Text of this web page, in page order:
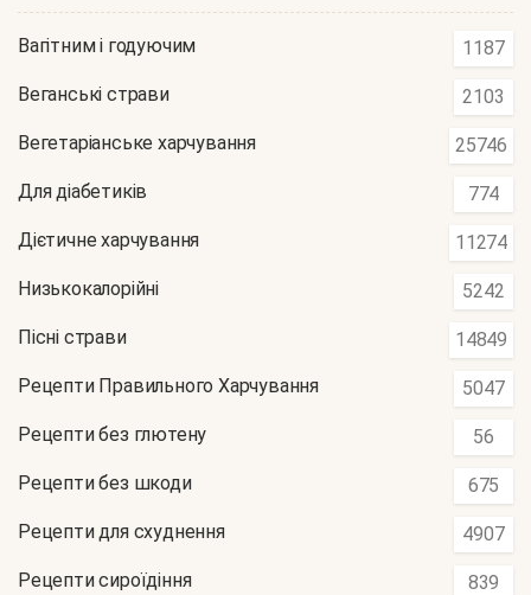
Вагітним і годуючим 1187
Веганські страви 2103
Вегетаріанське харчування 25746
Для діабетиків 774
Дієтичне харчування 11274
Низькокалорійні 5242
Пісні страви 14849
Рецепти Правильного Харчування 5047
Рецепти без глютену 56
Рецепти без шкоди 675
Рецепти для схуднення 4907
Рецепти сироїдіння 839